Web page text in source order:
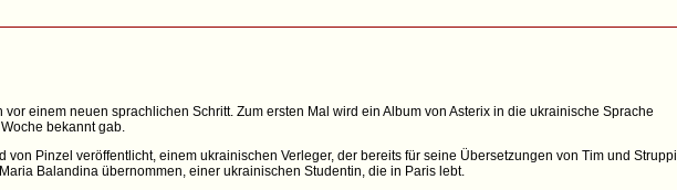
einem neuen sprachlichen Schritt. Zum ersten Mal wird ein Album von Asterix in die ukrainische Sprache
bekannt gab.
von Pinzel veröffentlicht, einem ukrainischen Verleger, der bereits für seine Übersetzungen von Tim und Struppi
Balandina übernommen, einer ukrainischen Studentin, die in Paris lebt.